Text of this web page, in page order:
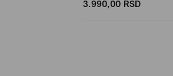
3.990,00 RSD